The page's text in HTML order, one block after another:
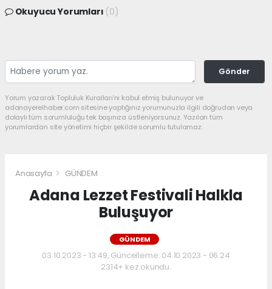
Okuyucu Yorumları (0)
Gönder
Yorum yazarak Topluluk Kuralları’nı kabul etmiş bulunuyor ve
adanayerelhaber.com sitesine yaptığınız yorumunuzla ilgili doğrudan veya
dolaylı tüm sorumluluğu tek başınıza üstleniyorsunuz. Yazılan tüm
yorumlardan site yönetimi hiçbir şekilde sorumlu tutulamaz.
Anasayfa GÜNDEM
Adana Lezzet Festivali Halkla
Buluşuyor
GÜNDEM
03.10.2023 - 13:49, Güncelleme: 04.10.2023 - 06:24
2314+ kez okundu.